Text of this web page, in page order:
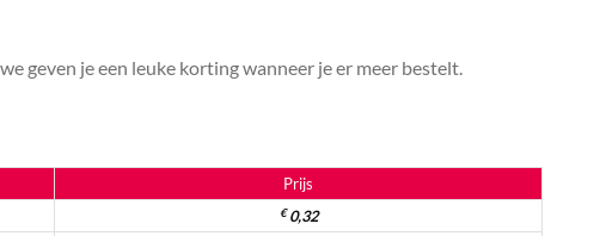
geven je een leuke korting wanneer je er meer bestelt.
Prijs
€0,32